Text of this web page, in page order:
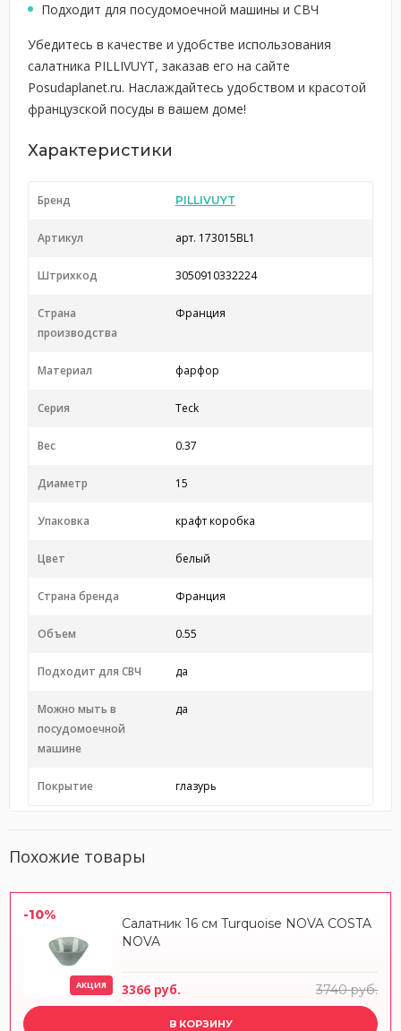
Подходит для посудомоечной машины и СВЧ
Убедитесь в качестве и удобстве использования
салатника PILLIVUYT, заказав его на сайте
Posudaplanet.ru. Наслаждайтесь удобством и красотой
французской посуды в вашем доме!
Характеристики
Бренд PILLIVUYT
Артикул арт. 173015BL1
Штрихкод 3050910332224
Страна
производства
Франция
Материал фарфор
Серия Teck
Вес 0.37
Диаметр 15
Упаковка крафт коробка
Цвет белый
Страна бренда Франция
Объем 0.55
Подходит для СВЧ да
Можно мыть в
посудомоечной
машине
да
Покрытие глазурь
Похожие товары
-10%
АКЦИЯ
Салатник 16 см Turquoise NOVA COSTA
NOVA
3366 руб. 3740 руб.
В КОРЗИНУ